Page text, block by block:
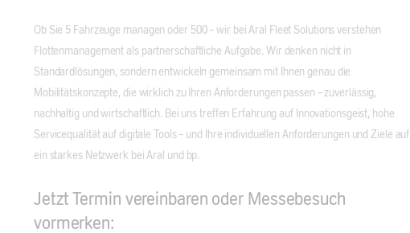
Ob Sie 5 Fahrzeuge managen oder 500 – wir bei Aral Fleet Solutions verstehen
Flottenmanagement als partnerschaftliche Aufgabe. Wir denken nicht in
Standardlösungen, sondern entwickeln gemeinsam mit Ihnen genau die
Mobilitätskonzepte, die wirklich zu Ihren Anforderungen passen – zuverlässig,
nachhaltig und wirtschaftlich. Bei uns treffen Erfahrung auf Innovationsgeist, hohe
Servicequalität auf digitale Tools – und Ihre individuellen Anforderungen und Ziele auf
ein starkes Netzwerk bei Aral und bp.
Jetzt Termin vereinbaren oder Messebesuch
vormerken: